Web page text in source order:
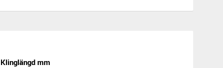
Klinglängd mm